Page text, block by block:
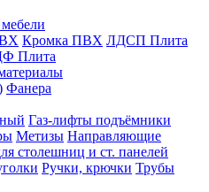
Кромка ПВХ ЛДСП Плита
Плита
Фанера
Газ-лифты подъёмники
Метизы Направляющие
столешниц и ст. панелей
Ручки, крючки Трубы